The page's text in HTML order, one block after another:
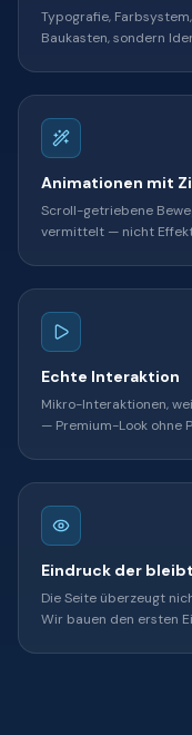
Typografie,
Baukasten, sondern
Animationen mit
Scroll-getriebene
vermittelt — nicht
Echte Interaktion
Mikro-Interaktionen,
— Premium-Look ohne
Eindruck der bleibt
Die Seite überzeugt
Wir bauen den ersten